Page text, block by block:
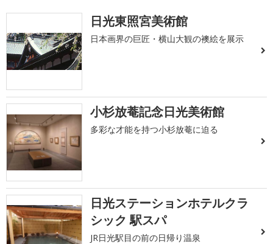
日光東照宮美術館
日本画界の巨匠・横山大観の襖絵を展示
小杉放菴記念日光美術館
多彩な才能を持つ小杉放菴に迫る
日光ステーションホテルクラ
シック 駅スパ
JR日光駅目の前の日帰り温泉